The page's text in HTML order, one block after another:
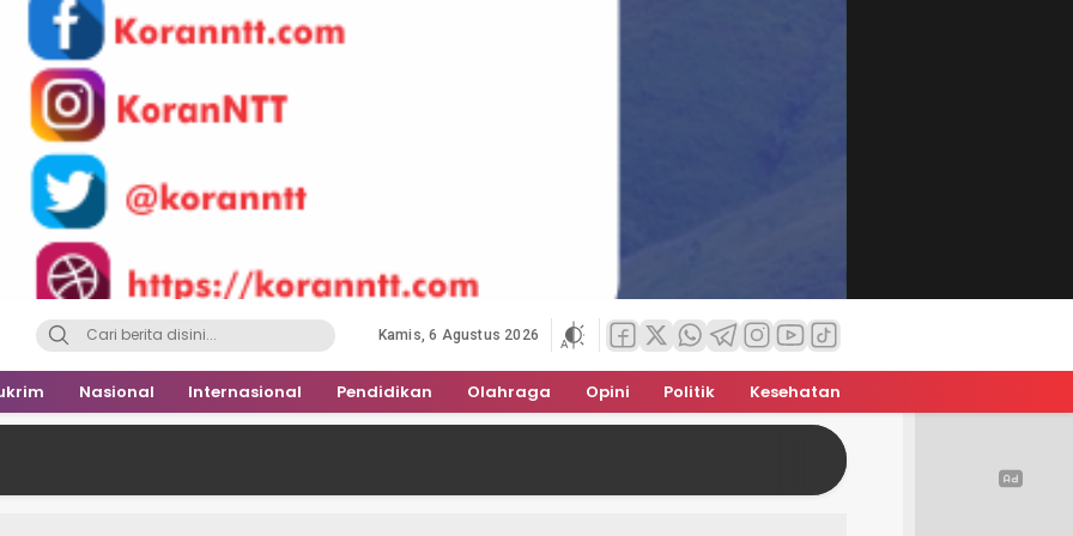
Kamis, 6 Agustus 2026
Nasional Internasional Pendidikan Olahraga Opini Politik Kesehatan
Fransisco: Oknum Jaksa,